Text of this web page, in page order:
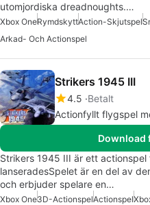
utomjordiska dreadnoughts.…
Xbox OneRymdskyttAction-Skjutspel
Arkad- Och Actionspel
Strikers 1945 III
4.5 Betalt
Actionfyllt flygspel
Download
Strikers 1945 III är ett actionspel
lanseradesSpelet är en del av
och erbjuder spelare en…
Xbox One3D-ActionspelActionspel